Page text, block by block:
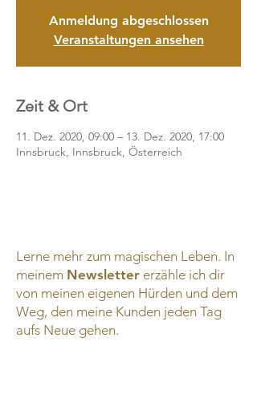
Anmeldung abgeschlossen
Veranstaltungen ansehen
Zeit & Ort
11. Dez. 2020, 09:00 – 13. Dez. 2020, 17:00
Innsbruck, Innsbruck, Österreich
Lerne mehr zum magischen Leben. In
meinem Newsletter erzähle ich dir
von meinen eigenen Hürden und dem
Weg, den meine Kunden jeden Tag
aufs Neue gehen.